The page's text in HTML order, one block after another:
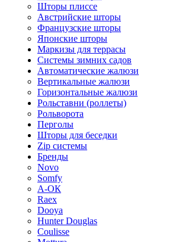
Шторы плиссе
Австрийские шторы
Французские шторы
Японские шторы
Маркизы для террасы
Системы зимних садов
Автоматические жалюзи
Вертикальные жалюзи
Горизонтальные жалюзи
Рольставни (роллеты)
Рольворота
Перголы
Шторы для беседки
Zip системы
Бренды
Novo
Somfy
А-ОК
Raex
Dooya
Hunter Douglas
Coulisse